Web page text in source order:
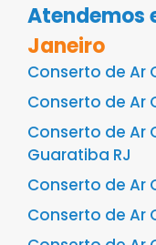
Atendemos
Janeiro
Conserto de Ar
Conserto de Ar
Conserto de Ar
Guaratiba RJ
Conserto de Ar
Conserto de Ar